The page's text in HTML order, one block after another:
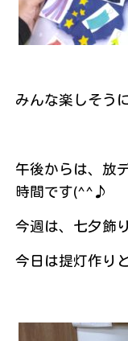
みんな楽しそう
午後からは、放
時間です(^^♪
今週は、七夕飾
今日は提灯作り